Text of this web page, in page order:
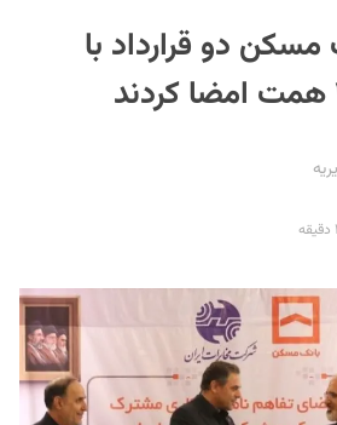
دو قرارداد با